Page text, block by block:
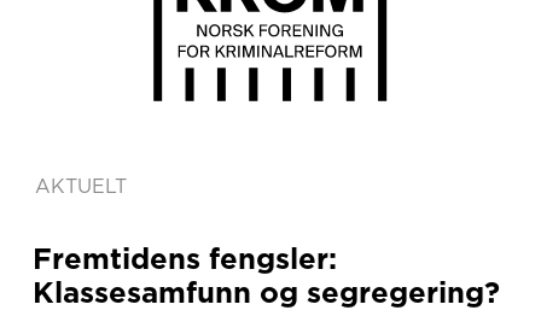
AKTUELT
Fremtidens fengsler:
Klassesamfunn og segregering?